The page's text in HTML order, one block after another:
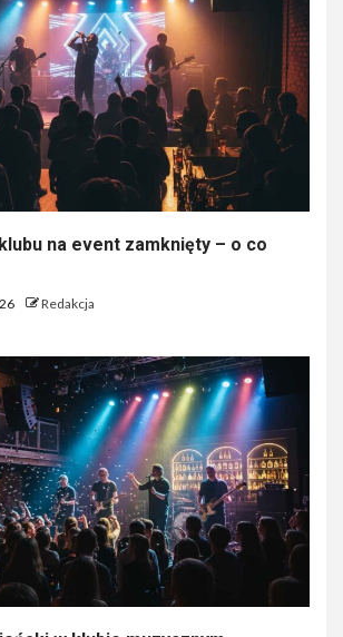
na event zamknięty – o co
Redakcja